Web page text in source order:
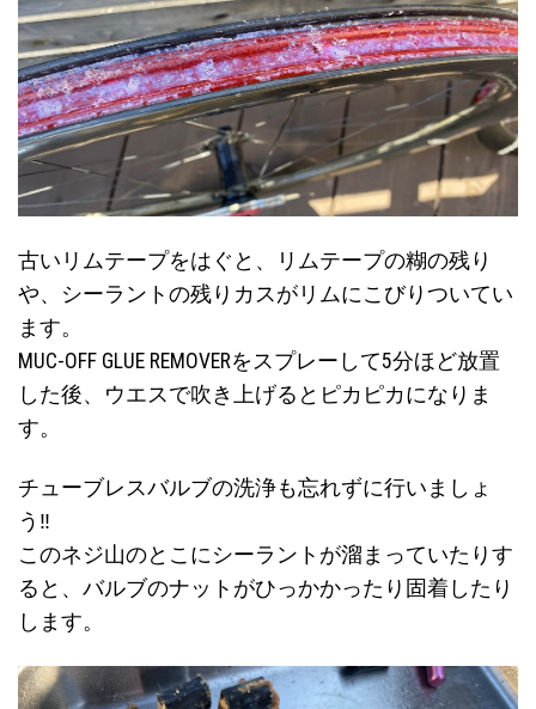
古いリムテープをはぐと、リムテープの糊の残り
や、シーラントの残りカスがリムにこびりついてい
ます。
MUC-OFF GLUE REMOVERをスプレーして5分ほど放置
した後、ウエスで吹き上げるとピカピカになりま
す。
チューブレスバルブの洗浄も忘れずに行いましょ
う‼
このネジ山のとこにシーラントが溜まっていたりす
ると、バルブのナットがひっかかったり固着したり
します。